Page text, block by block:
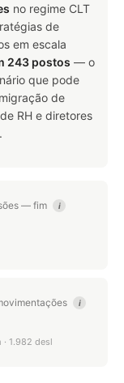
no regime CLT
de
em escala
243 postos — o
que pode
de
RH e diretores
— fim i
i
· 1.982 desl